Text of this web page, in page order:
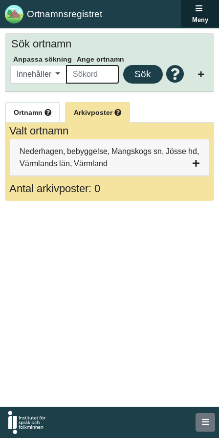
Ortnamnsregistret
Meny
Sök ortnamn
Anpassa sökning Ange ortnamn
Innehåller Sök
Ortnamn Arkivposter
Valt ortnamn
Nederhagen, bebyggelse, Mangskogs sn, Jösse hd,
Värmlands län, Värmland
Antal arkivposter: 0